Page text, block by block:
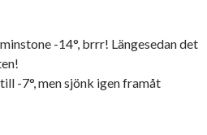
-14°, brrr! Längesedan det
-7°, men sjönk igen framåt